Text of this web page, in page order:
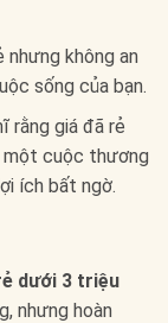
không an
sống của bạn.
rằng giá đã rẻ
một cuộc thương
ích bất ngờ.
dưới 3 triệu
nhưng hoàn